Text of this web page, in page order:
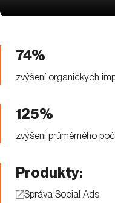
74%
zvýšení organických
125%
zvýšení průměrného
Produkty:
Správa Social Ads